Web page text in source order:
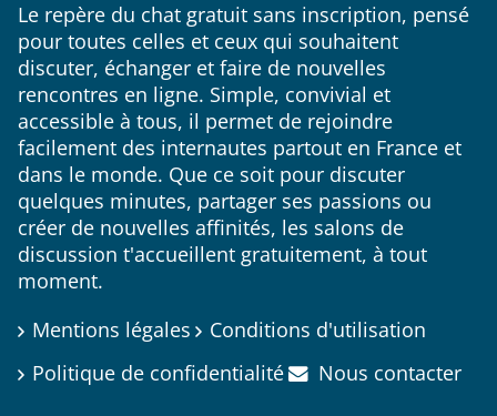
Le repère du chat gratuit sans inscription, pensé
pour toutes celles et ceux qui souhaitent
discuter, échanger et faire de nouvelles
rencontres en ligne. Simple, convivial et
accessible à tous, il permet de rejoindre
facilement des internautes partout en France et
dans le monde. Que ce soit pour discuter
quelques minutes, partager ses passions ou
créer de nouvelles affinités, les salons de
discussion t'accueillent gratuitement, à tout
moment.
Mentions légales
Conditions d'utilisation
Politique de confidentialité
Nous contacter